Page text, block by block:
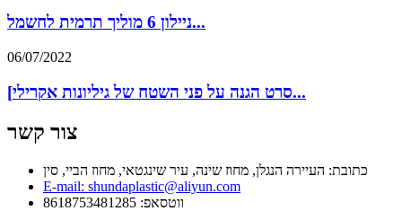
ניילון 6 מוליך תרמית לחשמל...
06/07/2022
[סרט הגנה על פני השטח של גיליונות אקרילי...
צור קשר
כתובת: העיירה הנגלן, מחוז שינה, עיר שינגטאי, מחוז הביי, סין
E-mail: shundaplastic@aliyun.com
ווטסאפ: 8618753481285